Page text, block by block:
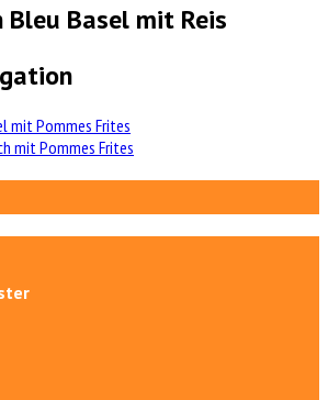
Bleu Basel mit Reis
mit Pommes Frites
mit Pommes Frites